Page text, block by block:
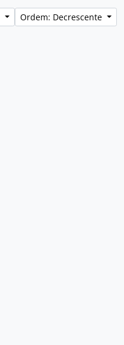
Ordem: Decrescente